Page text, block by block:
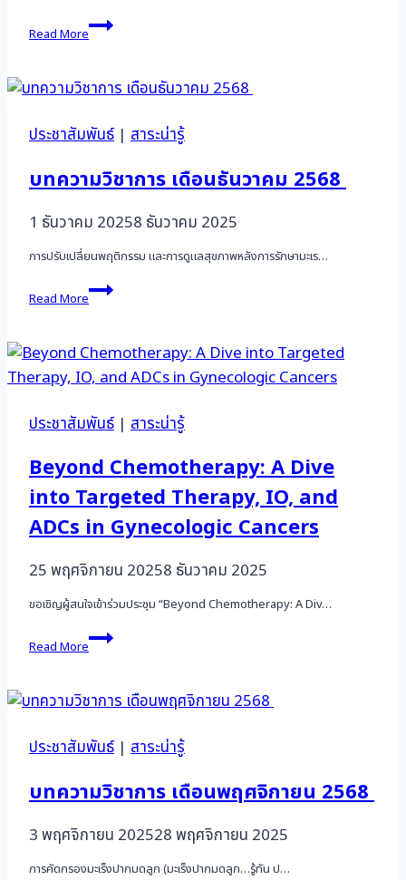
Read More
🎉
ขอ
สมาคม
นรีเวช
ส่ง
งาน
ประกวด
งาน
Conference
2026
ประชาสัมพันธ์| สาระน่ารู้
บทความวิชาการ เดือนธันวาคม 2568
1 ธันวาคม 20258 ธันวาคม 2025
การปรับเปลี่ยนพฤติกรรม และการดูแลสุขภาพหลังการรักษามะเร…
Read More
บทความ
วิชาการ
2568
ประชาสัมพันธ์| สาระน่ารู้
Beyond Chemotherapy: A Dive
into Targeted Therapy, IO, and
ADCs in Gynecologic Cancers
25 พฤศจิกายน 20258 ธันวาคม 2025
ขอเชิญผู้สนใจเข้าร่วมประชุม “Beyond Chemotherapy: A Div…
Read More
Beyond
Chemotherapy:
into
Therapy,
ADCs
Gynecologic
ประชาสัมพันธ์| สาระน่ารู้
บทความวิชาการ เดือนพฤศจิกายน 2568
3 พฤศจิกายน 202528 พฤศจิกายน 2025
การคัดกรองมะเร็งปากมดลูก (มะเร็งปากมดลูก…รู้ทัน ป…